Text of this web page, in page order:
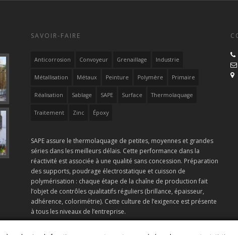
SAVOIR-FAIRE
Anticorrosion Convoyeur Grenaillage Industrie
Métallisation Métaux Peinture Polymère Primaire
Réalisation Sablage SAPE Surface Thermolaquage
Traitement Zinc Époxy
SAPE assure le thermolaquage de petites, moyennes et grandes
séries dans les meilleurs délais. Cette performance dans la
réactivité est associée à une qualité sans concession. Préparation
des supports, poudrage électrostatique et cuisson de
polymérisation : chaque étape de la chaîne de production fait
l’objet de contrôles qualitatifs réguliers (brillance, épaisseur,
adhérence, colorimétrie). Cette culture de l’exigence est présente
à tous les niveaux de l’entreprise.